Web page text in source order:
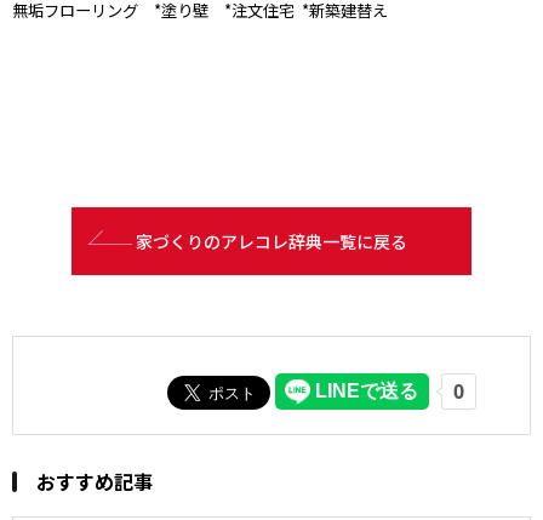
無垢フローリング *塗り壁 *注文住宅 *新築建替え
家づくりのアレコレ辞典一覧に戻る
おすすめ記事